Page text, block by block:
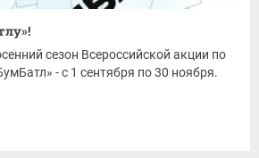
сезон Всероссийской акции по
- с 1 сентября по 30 ноября.